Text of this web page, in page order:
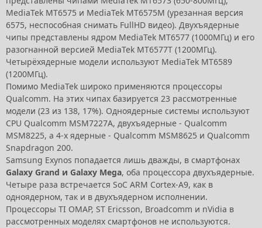
MediaTek MT6575 и MediaTek MT6575M (урезанная версия
6575, неспособная снимать FullHD видео). Двухъядерные
чипы представлены ядром MediaTek MT6577 (1000МГц) и его
разогнанной версией MediaTek MT6577T (1200МГц).
Четырёхядерные модели используют MediaTek MT6589
(1200МГц).
Помимо MediaTek широко применяются процессоры
Qualcomm. На этих чипах базируется 23 рассмотренные
модели (23 из 138, 17%). Одноядерные системы используют
CPU Qualcomm MSM7227A, двухъядерные - Qualcomm
MSM8225, а 4-х ядерные - Qualcomm MSM8625 и Qualcomm
Snapdragon 200.
Samsung Exynos попадается лишь дважды, в смартфонах
Galaxy Grand и Galaxy Mega, оба процессора двухъядерные.
Четыре раза встречается SoC ARM Cortex-A9, как в
одноядерном, так и в двухъядерном исполнении.
Процессоры TI OMAP, ST Ericsson, Broadcomm и nVidia в
рассмотренных моделях смартфонов не используются.